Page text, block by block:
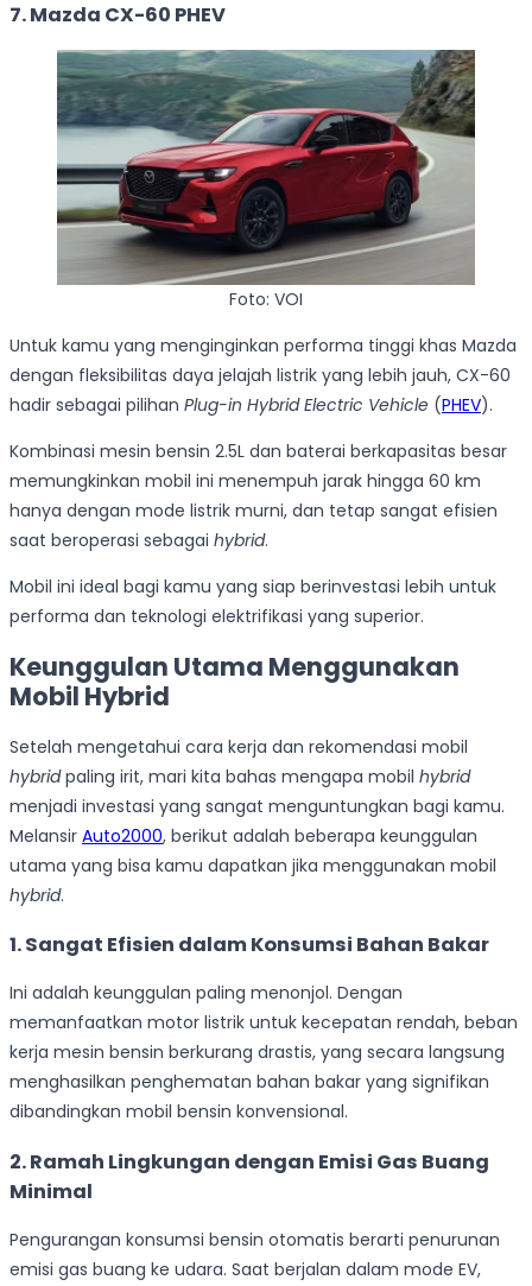
7. Mazda CX-60 PHEV
Foto: VOI
Untuk kamu yang menginginkan performa tinggi khas Mazda
dengan fleksibilitas daya jelajah listrik yang lebih jauh, CX-60
hadir sebagai pilihan Plug-in Hybrid Electric Vehicle (PHEV).
Kombinasi mesin bensin 2.5L dan baterai berkapasitas besar
memungkinkan mobil ini menempuh jarak hingga 60 km
hanya dengan mode listrik murni, dan tetap sangat efisien
saat beroperasi sebagai hybrid.
Mobil ini ideal bagi kamu yang siap berinvestasi lebih untuk
performa dan teknologi elektrifikasi yang superior.
Keunggulan Utama Menggunakan
Mobil Hybrid
Setelah mengetahui cara kerja dan rekomendasi mobil
hybridpaling irit, mari kita bahas mengapa mobil hybrid
menjadi investasi yang sangat menguntungkan bagi kamu.
Melansir Auto2000, berikut adalah beberapa keunggulan
utama yang bisa kamu dapatkan jika menggunakan mobil
hybrid.
1. Sangat Efisien dalam Konsumsi Bahan Bakar
Ini adalah keunggulan paling menonjol. Dengan
memanfaatkan motor listrik untuk kecepatan rendah, beban
kerja mesin bensin berkurang drastis, yang secara langsung
menghasilkan penghematan bahan bakar yang signifikan
dibandingkan mobil bensin konvensional.
2. Ramah Lingkungan dengan Emisi Gas Buang
Minimal
Pengurangan konsumsi bensin otomatis berarti penurunan
emisi gas buang ke udara. Saat berjalan dalam mode EV,